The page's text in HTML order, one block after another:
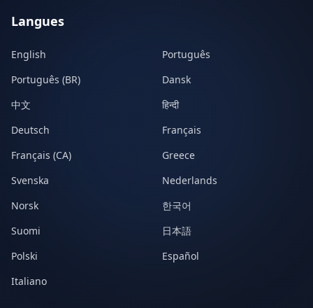
Langues
English
Português
Português (BR)
Dansk
中文
हिन्दी
Deutsch
Français
Français (CA)
Greece
Svenska
Nederlands
Norsk
한국어
Suomi
日本語
Polski
Español
Italiano